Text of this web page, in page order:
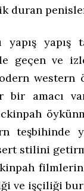
duran
yapış
geçen ve
western
bir amacı
stilini
ve işçiliği